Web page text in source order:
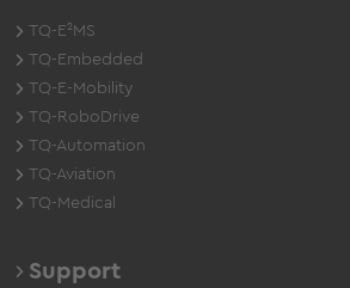
TQ-E²MS
TQ-Embedded
TQ-E-Mobility
TQ-RoboDrive
TQ-Automation
TQ-Aviation
TQ-Medical
Support